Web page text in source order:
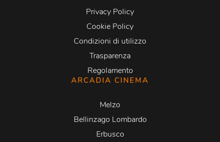
Privacy Policy
Cookie Policy
Condizioni di utilizzo
Trasparenza
Regolamento
ARCADIA CINEMA
Melzo
Bellinzago Lombardo
Erbusco